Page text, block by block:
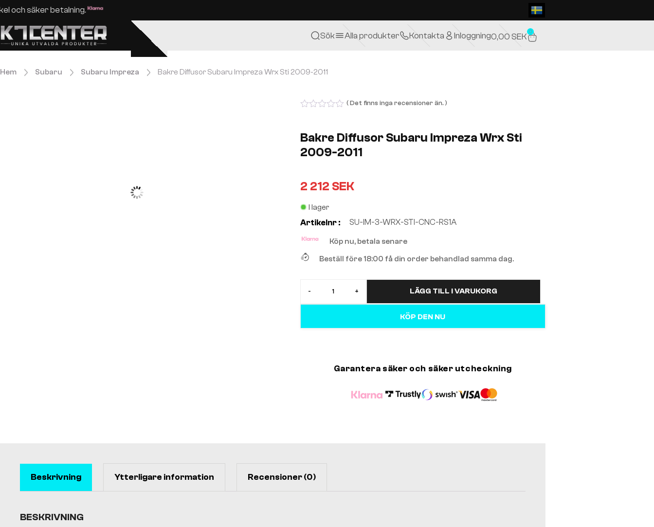
Enkel och säker betalning.
Sök Alla produkter Kontakta Inloggning0,00SEK 0
Hem Subaru Subaru Impreza Bakre Diffusor Subaru Impreza Wrx Sti 2009-2011
of
5
( Det finns inga recensioner än. )
Bakre Diffusor Subaru Impreza Wrx Sti
2009-2011
2 212 SEK
I lager
Artikelnr : SU-IM-3-WRX-STI-CNC-RS1A
Köp nu, betala senare
Beställ före 18:00 få din order behandlad samma dag.
- + LÄGG TILL I VARUKORG
KÖP DEN NU
Garantera säker och säker utcheckning
Beskrivning Ytterligare information Recensioner (0)
BESKRIVNING